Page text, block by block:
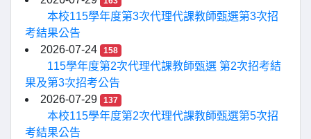
本校115學年度第3次代理代課教師甄選第3次招
考結果公告
2026-07-24
158
115學年度第2次代理代課教師甄選 第2次招考結
果及第3次招考公告
2026-07-29
137
本校115學年度第2次代理代課教師甄選第5次招
考結果公告